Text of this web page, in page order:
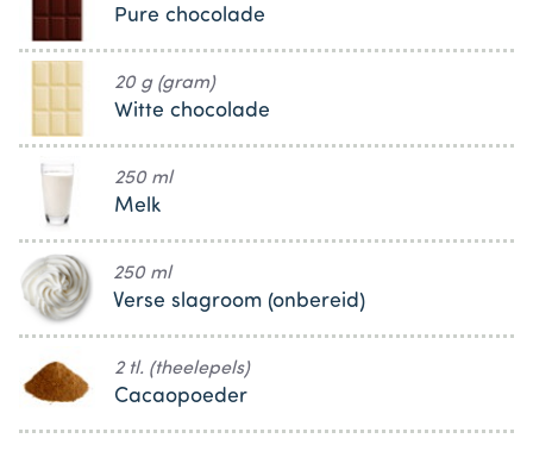
Pure chocolade
20 g (gram)
Witte chocolade
250 ml
Melk
250 ml
Verse slagroom (onbereid)
2 tl. (theelepels)
Cacaopoeder